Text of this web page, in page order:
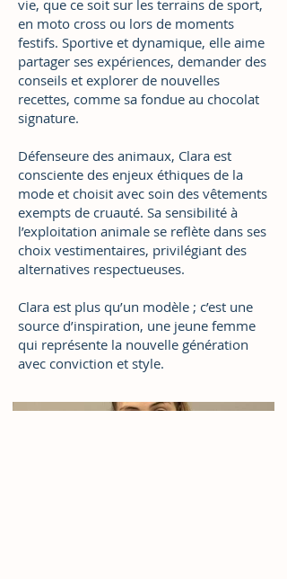
vie, que ce soit sur les terrains de sport,
en moto cross ou lors de moments
festifs. Sportive et dynamique, elle aime
partager ses expériences, demander des
conseils et explorer de nouvelles
recettes, comme sa fondue au chocolat
signature.
Défenseure des animaux, Clara est
consciente des enjeux éthiques de la
mode et choisit avec soin des vêtements
exempts de cruauté. Sa sensibilité à
l’exploitation animale se reflète dans ses
choix vestimentaires, privilégiant des
alternatives respectueuses.
Clara est plus qu’un modèle ; c’est une
source d’inspiration, une jeune femme
qui représente la nouvelle génération
avec conviction et style.